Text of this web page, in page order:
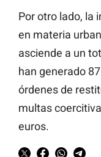
Por otro lado, la
en materia
asciende a un
han generado
órdenes de
multas
euros.